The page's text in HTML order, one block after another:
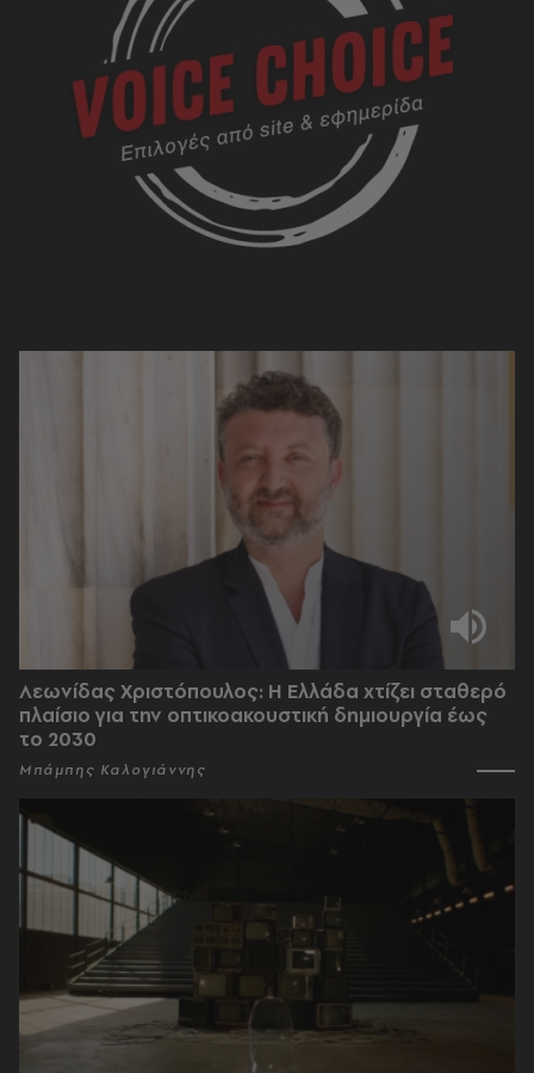
Λεωνίδας Χριστόπουλος: Η Ελλάδα χτίζει σταθερό
πλαίσιο για την οπτικοακουστική δημιουργία έως
το 2030
Μπάμπης Καλογιάννης